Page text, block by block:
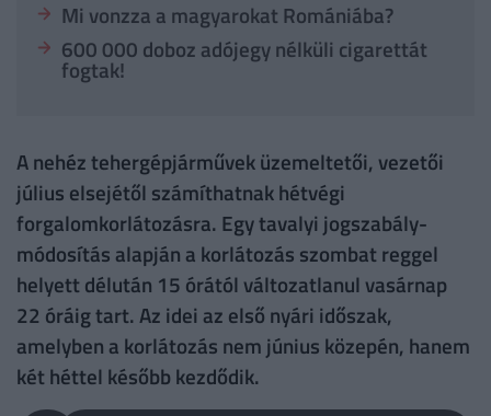
Mi vonzza a magyarokat Romániába?
600 000 doboz adójegy nélküli cigarettát
fogtak!
A nehéz tehergépjárművek üzemeltetői, vezetői
július elsejétől számíthatnak hétvégi
forgalomkorlátozásra. Egy tavalyi jogszabály-
módosítás alapján a korlátozás szombat reggel
helyett délután 15 órától változatlanul vasárnap
22 óráig tart. Az idei az első nyári időszak,
amelyben a korlátozás nem június közepén, hanem
két héttel később kezdődik.